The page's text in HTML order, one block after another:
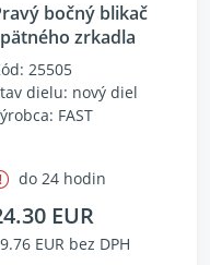
bočný blikač
zrkadla
25505
dielu: nový diel
FAST
do 24 hodin
EUR
EUR bez DPH